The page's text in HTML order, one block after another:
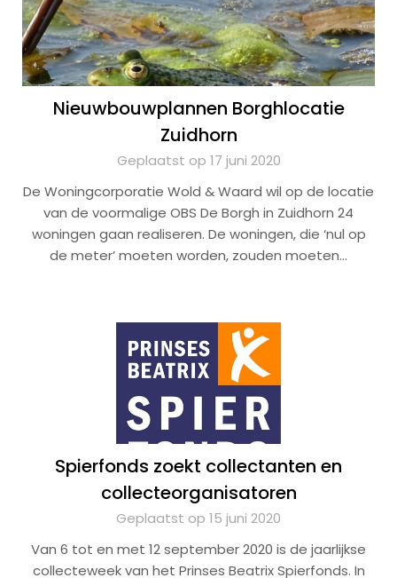
Nieuwbouwplannen Borghlocatie
Zuidhorn
Geplaatst op 17 juni 2020
De Woningcorporatie Wold & Waard wil op de locatie
van de voormalige OBS De Borgh in Zuidhorn 24
woningen gaan realiseren. De woningen, die ‘nul op
de meter’ moeten worden, zouden moeten…
Spierfonds zoekt collectanten en
collecteorganisatoren
Geplaatst op 15 juni 2020
Van 6 tot en met 12 september 2020 is de jaarlijkse
collecteweek van het Prinses Beatrix Spierfonds. In